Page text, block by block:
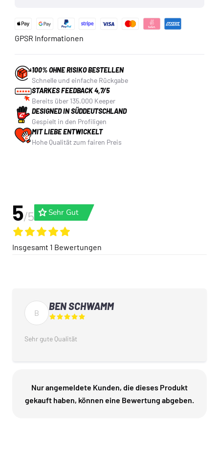
GPSR Informationen
100% OHNE RISIKO BESTELLEN
Schnelle und einfache Rückgabe
STARKES FEEDBACK 4,7/5
Bereits über 135.000 Keeper
DESIGNED IN SÜDDEUTSCHLAND
Gespielt in den Profiligen
MIT LIEBE ENTWICKELT
Hohe Qualität zum fairen Preis
5/5 gradeSehr Gut
Insgesamt 1 Bewertungen
B
BEN SCHWAMM
Sehr gute Qualität
Nur angemeldete Kunden, die dieses Produkt
gekauft haben, können eine Bewertung abgeben.